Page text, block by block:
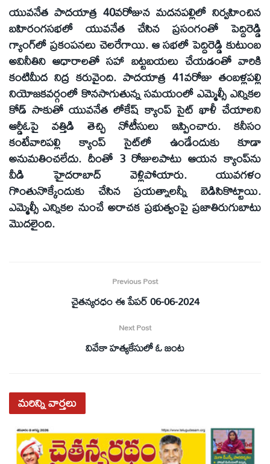
యువనేత పాదయాత్ర 40వరోజున మదనపల్లిలో నిర్వహించిన
బహిరంగసభలో యువనేత చేసిన ప్రసంగంతో పెద్దిరెడ్డి
గ్యాంగ్‌లో ప్రకంపనలు చెలరేగాయి. ఆ సభలో పెద్దిరెడ్డి కుటుంబ
అవినీతిని ఆధారాలతో సహా బట్టబయలు చేయడంతో వారికి
కంటిమీద నిద్ర కరువైంది. పాదయాత్ర 41వరోజు తంబళ్లపల్లి
నియోజకవర్గంలో కొనసాగుతున్న సమయంలో ఎమ్మెల్సీ ఎన్నికల
కోడ్‌ సాకుతో యువనేత లోకేష్‌ క్యాంప్‌ సైట్‌ ఖాళీ చేయాలని
ఆర్డీఓపై వత్తిడి తెచ్చి నోటీసులు ఇప్పించారు. కనీసం
కంటేవారిపల్లి క్యాంప్‌ సైట్‌లో ఉండేందుకు కూడా
అనుమతించలేదు. దీంతో 3 రోజులపాటు ఆయన క్యాంప్‌ను
వీడి హైదరాబాద్‌ వెళ్లిపోయారు. యువగళం
గొంతునొక్కేందుకు చేసిన ప్రయత్నాలన్నీ బెడిసికొట్టాయి.
ఎమ్మెల్సీ ఎన్నికల నుంచే అరాచక ప్రభుత్వంపై ప్రజాతిరుగుబాటు
మొదలైంది.
Previous Post
చైతన్యరధం ఈ పేపర్ 06-06-2024
Next Post
వివేకా హత్యకేసులో ఓ జంట
మరిన్నివార్తలు